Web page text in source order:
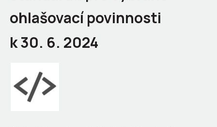
ohlašovací povinnosti
k 30. 6. 2024